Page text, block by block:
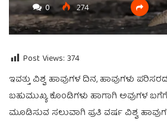
0
274
Post Views: 374
ಇವತ್ತು ವಿಶ್ವ ಹಾವುಗಳ ದಿನ, ಹಾವುಗಳು
ಬಹುಮುಖ್ಯ ಕೊಂಡಿಗಳು ಹಾಗಾಗಿ ಅವುಗಳ
ಮೂಡಿಸುವ ಸಲುವಾಗಿ ಪ್ರತಿ ವರ್ಷ ವಿಶ್ವ